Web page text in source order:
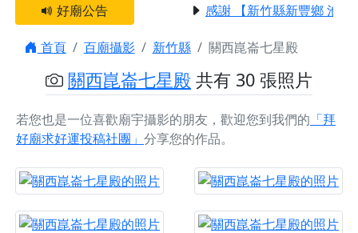
好廟公告 感謝 【新竹縣新豐鄉 池和
首頁 百廟攝影 新竹縣 關西崑崙七星殿
關西崑崙七星殿 共有 30 張照片
若您也是一位喜歡廟宇攝影的朋友，歡迎您到我們的 「拜
好廟求好運投稿社團」 分享您的作品。